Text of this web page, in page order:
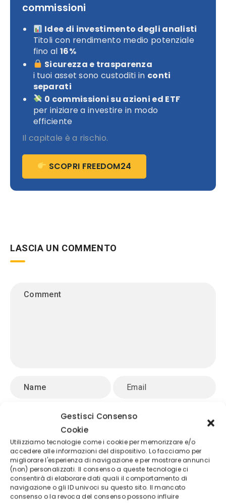
Gestisci Consenso
Cookie
Utilizziamo tecnologie come i cookie per memorizzare e/o
accedere alle informazioni del dispositivo. Lo facciamo per
migliorare l'esperienza di navigazione e per mostrare annunci
(non) personalizzati. Il consenso a queste tecnologie ci
consentirà di elaborare dati quali il comportamento di
navigazione o gli ID univoci su questo sito. Il mancato
consenso o la revoca del consenso possono influire
commissioni
Idee di investimento degli analisti
Titoli con rendimento medio potenziale
fino al 16%
Sicurezza e trasparenza
i tuoi asset sono custoditi in conti
separati
0 commissioni su azioni ed ETF
per iniziare a investire in modo
efficiente
Il capitale è a rischio.
SCOPRI FREEDOM24
LASCIA UN COMMENTO
Novità da non perdere